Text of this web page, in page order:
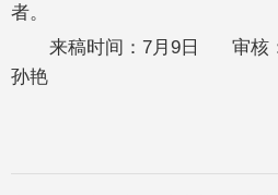
者。
来稿时间：7月9日 审核
孙艳